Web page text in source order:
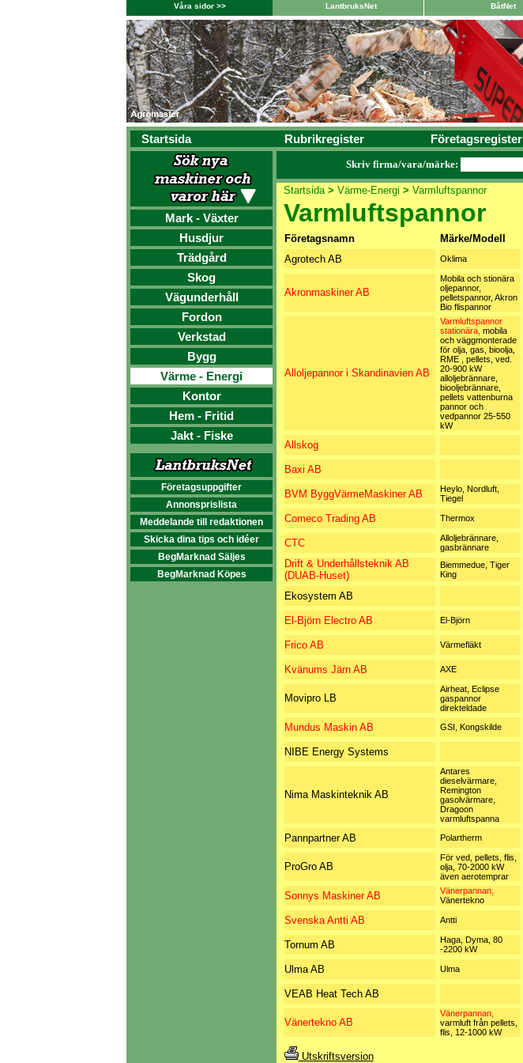
Våra sidor >> LantbruksNet BåtNet
Startsida Rubrikregister Företagsregister
Mark - Växter
Husdjur
Trädgård
Skog
Vägunderhåll
Fordon
Verkstad
Bygg
Värme - Energi
Kontor
Hem - Fritid
Jakt - Fiske
Företagsuppgifter
Annonsprislista
Meddelande till redaktionen
Skicka dina tips och idéer
BegMarknad Säljes
BegMarknad Köpes
Skriv firma/vara/märke:
Startsida> Värme-Energi > Varmluftspannor
Varmluftspannor
Företagsnamn Märke/Modell
Agrotech AB
Oklima
Akronmaskiner AB
Mobila och stionära
oljepannor,
pelletspannor, Akron
Bio flispannor
Alloljepannor i Skandinavien AB
Varmluftspannor
stationära, mobila
och väggmonterade
för olja, gas, bioolja,
RME , pellets, ved.
20-900 kW
alloljebrännare,
biooljebrännare,
pellets vattenburna
pannor och
vedpannor 25-550
kW
Allskog
Baxi AB
BVM ByggVärmeMaskiner AB
Heylo, Nordluft,
Tiegel
Comeco Trading AB Thermox
CTC
Alloljebrännare,
gasbrännare
Drift & Underhållsteknik AB
(DUAB-Huset)
Biemmedue, Tiger
King
Ekosystem AB
El-Björn Electro AB El-Björn
Frico AB Värmefläkt
Kvänums Järn AB AXE
Movipro LB
Airheat, Eclipse
gaspannor
direkteldade
Mundus Maskin AB GSI, Kongskilde
NIBE Energy Systems
Nima Maskinteknik AB
Antares
dieselvärmare,
Remington
gasolvärmare,
Dragoon
varmluftspanna
Pannpartner AB Polartherm
ProGro AB
För ved, pellets, flis,
olja, 70-2000 kW
även aerotemprar
Sonnys Maskiner AB
Vänerpannan,
Vänertekno
Svenska Antti AB Antti
Tornum AB
Haga, Dyma, 80
-2200 kW
Ulma AB Ulma
VEAB Heat Tech AB
Vänertekno AB
Vänerpannan,
varmluft från pellets,
flis, 12-1000 kW
Utskriftsversion